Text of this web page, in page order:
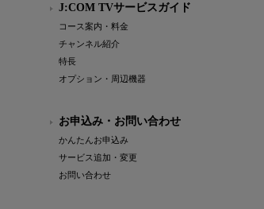
J:COM TVサービスガイド
コース案内・料金
チャンネル紹介
特長
オプション・周辺機器
お申込み・お問い合わせ
かんたんお申込み
サービス追加・変更
お問い合わせ